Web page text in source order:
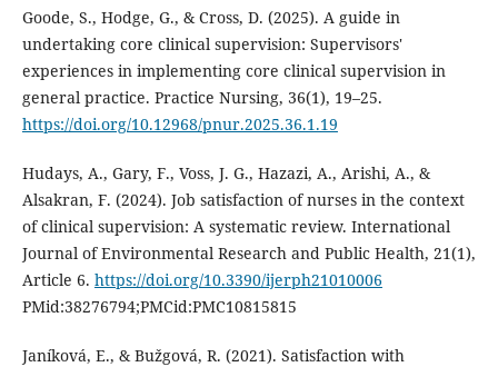
Goode, S., Hodge, G., & Cross, D. (2025). A guide in
undertaking core clinical supervision: Supervisors'
experiences in implementing core clinical supervision in
general practice. Practice Nursing, 36(1), 19–25.
https://doi.org/10.12968/pnur.2025.36.1.19
Hudays, A., Gary, F., Voss, J. G., Hazazi, A., Arishi, A., &
Alsakran, F. (2024). Job satisfaction of nurses in the context
of clinical supervision: A systematic review. International
Journal of Environmental Research and Public Health, 21(1),
Article 6. https://doi.org/10.3390/ijerph21010006
PMid:38276794;PMCid:PMC10815815
Janíková, E., & Bužgová, R. (2021). Satisfaction with